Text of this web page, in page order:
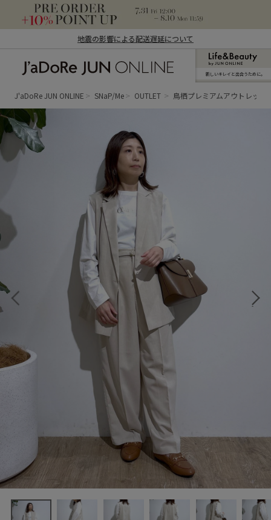
地震の影響による配送遅延について
ン オンライン）
新しいキレイと出合うために。
J'aDoRe JUN ONLINE SNaP/Me OUTLET 鳥栖プレミアムアウトレット